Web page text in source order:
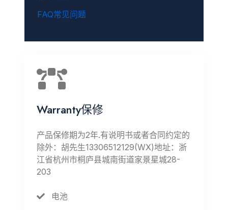
FAQ常见问题
Warranty保修
产品保修期为2年.有说明书或者合同约定的
除外：胡先生13306512129(WX)地址：浙
江省杭州市桐庐县城南街道家景星城28-
203
电池